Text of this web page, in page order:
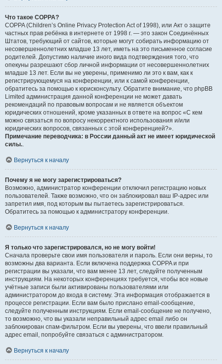
Что такое COPPA?
COPPA (Children’s Online Privacy Protection Act of 1998), или Акт о защите
частных прав ребёнка в интернете от 1998 г. — это закон Соединённых
Штатов, требующий от сайтов, которые могут собирать информацию от
несовершеннолетних младше 13 лет, иметь на это письменное согласие
родителей. Допустимо наличие иного вида подтверждения того, что
опекуны разрешают сбор личной информации от несовершеннолетних
младше 13 лет. Если вы не уверены, применимо ли это к вам, как к
регистрирующемуся на конференции, или к самой конференции,
обратитесь за помощью к юрисконсульту. Обратите внимание, что phpBB
Limited администрация данной конференции не может давать
рекомендаций по правовым вопросам и не является объектом
юридических отношений, кроме указанных в ответе на вопрос «С кем
можно связаться по вопросу некорректного использования и/или
юридических вопросов, связанных с этой конференцией?».
Примечание переводчика: в России данный акт не имеет юридической
силы..
Вернуться к началу
Почему я не могу зарегистрироваться?
Возможно, администратор конференции отключил регистрацию новых
пользователей. Также возможно, что он заблокировал ваш IP-адрес или
запретил имя, под которым вы пытаетесь зарегистрироваться.
Обратитесь за помощью к администратору конференции.
Вернуться к началу
Я только что зарегистрировался, но не могу войти!
Сначала проверьте свои имя пользователя и пароль. Если они верны, то
возможны два варианта. Если включена поддержка COPPA и при
регистрации вы указали, что вам менее 13 лет, следуйте полученным
инструкциям. На некоторых конференциях требуется, чтобы все новые
учётные записи были активированы пользователями или
администратором до входа в систему. Эта информация отображается в
процессе регистрации. Если вам было прислано email-сообщение,
следуйте полученным инструкциям. Если email-сообщение не получено,
то возможно, что вы указали неправильный адрес email либо он
заблокирован спам-фильтром. Если вы уверены, что ввели правильный
адрес email, попробуйте связаться с администратором.
Вернуться к началу